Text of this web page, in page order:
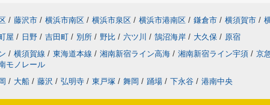
/ 藤沢市 / 横浜市南区 / 横浜市泉区 / 横浜市港南区 / 鎌倉市 / 横須賀市 /
屋 / 日野 / 吉田町 / 別所 / 野比 / 六ツ川 / 鵠沼海岸 / 大久保 / 原宿
/ 横須賀線 / 東海道本線 / 湘南新宿ライン高海 / 湘南新宿ライン宇須 / 京
モノレール
/ 大船 / 藤沢 / 弘明寺 / 東戸塚 / 舞岡 / 踊場 / 下永谷 / 港南中央